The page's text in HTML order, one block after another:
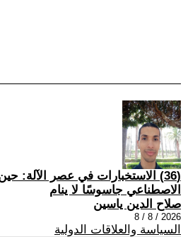
(36) الاستخبارات في عصر الآلة:
الاصطناعي جاسوسًا لا ينام
صلاح الدين ياسين
2026 / 8 / 8
السياسة والعلاقات الدولية